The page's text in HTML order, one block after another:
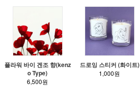
플라워 바이 겐조 향(kenz
o Type)
6,500원
드로잉 스티커 (화이트)
1,000원